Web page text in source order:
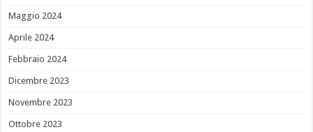
Maggio 2024
Aprile 2024
Febbraio 2024
Dicembre 2023
Novembre 2023
Ottobre 2023